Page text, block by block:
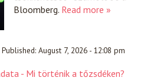
Bloomberg. Read more »
Published:August 7, 2026 - 12:08 pm
- Mi történik a tőzsdéken?